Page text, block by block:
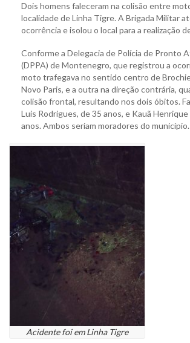
Dois homens faleceram na colisão entre
localidade de Linha Tigre. A Brigada Militar
ocorrência e isolou o local para a realização
Conforme a Delegacia de Polícia de Pronto
(DPPA) de Montenegro, que registrou a
moto trafegava no sentido centro de
Novo Paris, e a outra na direção contrária,
colisão frontal, resultando nos dois óbitos.
Luis Rodrigues, de 35 anos, e Kauã
anos. Ambos seriam moradores do município.
Acidente foi em Linha Tigre